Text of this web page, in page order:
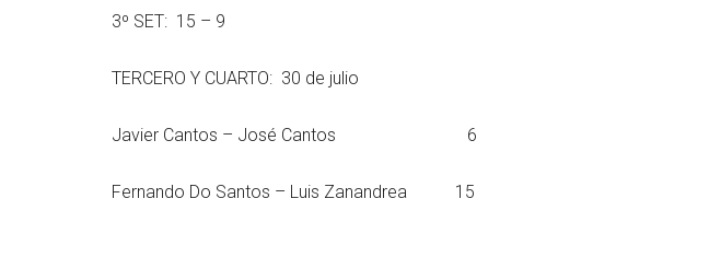
3º SET: 15 – 9
TERCERO Y CUARTO: 30 de julio
Javier Cantos – José Cantos 6
Fernando Do Santos – Luis Zanandrea 15